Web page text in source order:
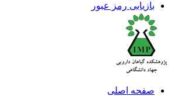
بازیابی رمز عبور
صفحه اصلی